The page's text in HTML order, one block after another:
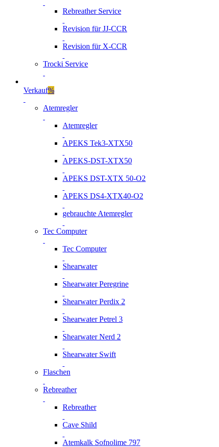
Rebreather Service
Revision für JJ-CCR
Revision für X-CCR
Trocki Service
Verkauf%
Atemregler
Atemregler
APEKS Tek3-XTX50
APEKS-DST-XTX50
APEKS DST-XTX 50-O2
APEKS DS4-XTX40-O2
gebrauchte Atemregler
Tec Computer
Tec Computer
Shearwater
Shearwater Peregrine
Shearwater Perdix 2
Shearwater Petrel 3
Shearwater Nerd 2
Shearwater Swift
Flaschen
Rebreather
Rebreather
Cave Shild
Atemkalk Sofnolime 797